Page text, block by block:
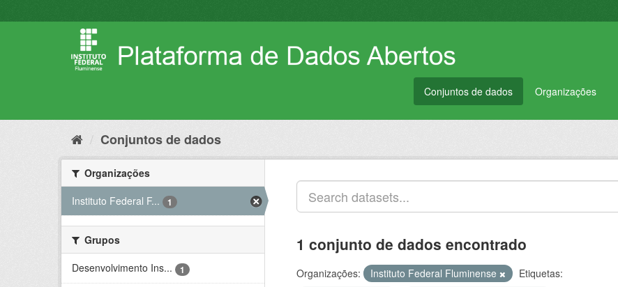
para
Conjuntos de dados Organizações
Conjuntos de dados
Organizações
Instituto Federal F...
1
Grupos
Desenvolvimento Ins...
1
1 conjunto de dados encontrado
Organizações: Instituto Federal Fluminense
Etiquetas: